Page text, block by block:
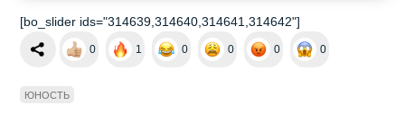
[bo_slider ids="314639,314640,314641,314642"]
0 1 0 0 0 0
ЮНОСТЬ